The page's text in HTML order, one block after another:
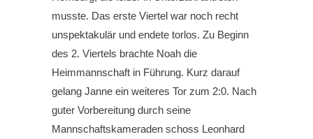
musste. Das erste Viertel war noch recht
unspektakulär und endete torlos. Zu Beginn
des 2. Viertels brachte Noah die
Heimmannschaft in Führung. Kurz darauf
gelang Janne ein weiteres Tor zum 2:0. Nach
guter Vorbereitung durch seine
Mannschaftskameraden schoss Leonhard